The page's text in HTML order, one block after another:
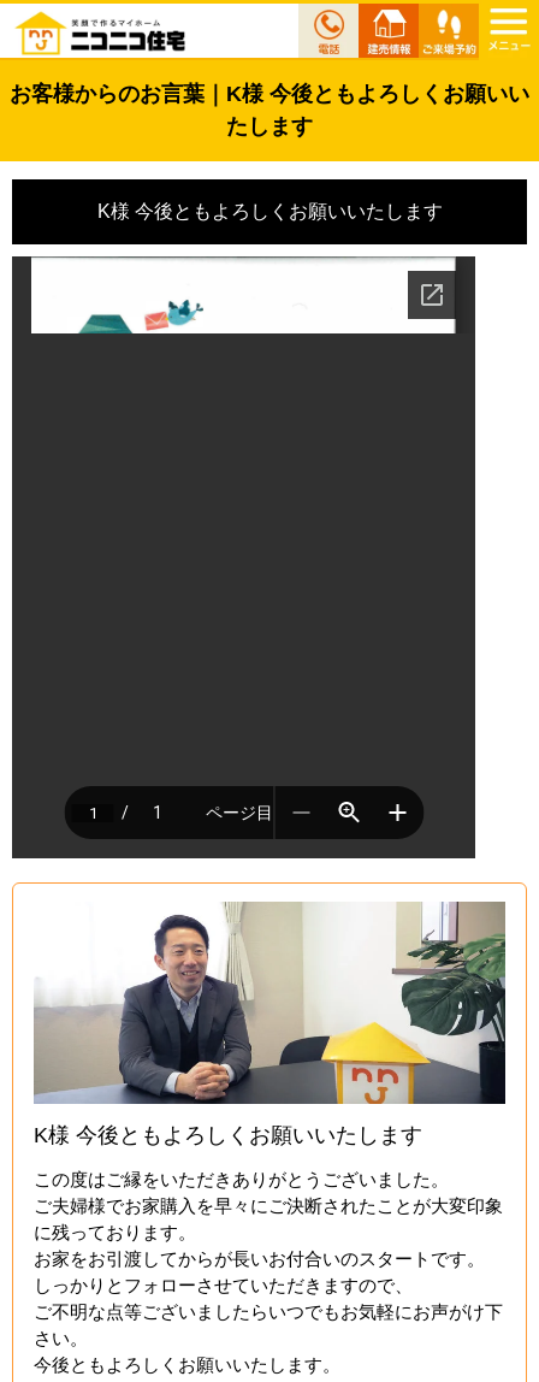
お客様からのお言葉｜K様 今後ともよろしくお願いい
たします
K様 今後ともよろしくお願いいたします
K様 今後ともよろしくお願いいたします
この度はご縁をいただきありがとうございました。
ご夫婦様でお家購入を早々にご決断されたことが大変印象
に残っております。
お家をお引渡してからが長いお付合いのスタートです。
しっかりとフォローさせていただきますので、
ご不明な点等ございましたらいつでもお気軽にお声がけ下
さい。
今後ともよろしくお願いいたします。